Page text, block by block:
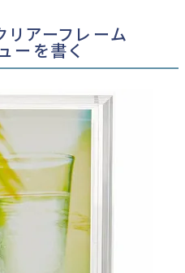
アーフレーム
ーを書く